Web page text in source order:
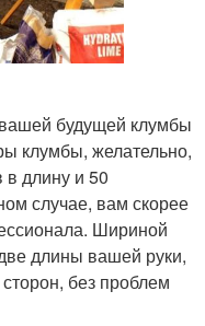
будущей клумбы
клумбы, желательно,
длину и 50
случае, вам скорее
Шириной
длины вашей руки,
без проблем